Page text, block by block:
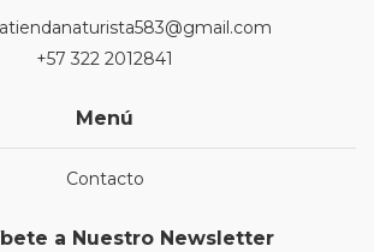
+57 322 2012841
Menú
Contacto
a Nuestro Newsletter